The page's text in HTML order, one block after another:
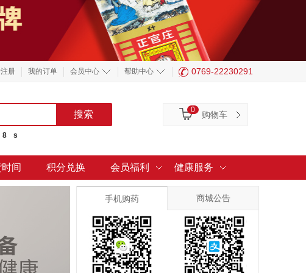
册 我的订单 会员中心 帮助中心 0769-22230291
8 s
购物车
0
间 积分兑换 会员福利 健康服务
手机购药 商城公告